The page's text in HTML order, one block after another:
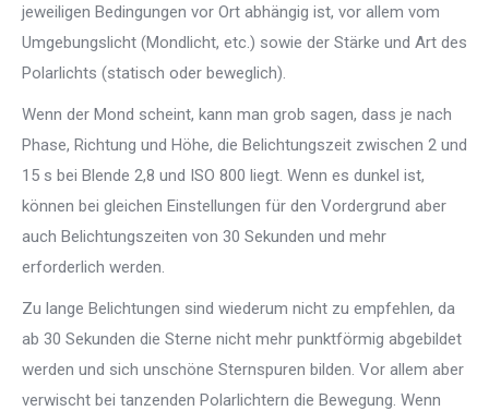
jeweiligen Bedingungen vor Ort abhängig ist, vor allem vom
Umgebungslicht (Mondlicht, etc.) sowie der Stärke und Art des
Polarlichts (statisch oder beweglich).
Wenn der Mond scheint, kann man grob sagen, dass je nach
Phase, Richtung und Höhe, die Belichtungszeit zwischen 2 und
15 s bei Blende 2,8 und ISO 800 liegt. Wenn es dunkel ist,
können bei gleichen Einstellungen für den Vordergrund aber
auch Belichtungszeiten von 30 Sekunden und mehr
erforderlich werden.
Zu lange Belichtungen sind wiederum nicht zu empfehlen, da
ab 30 Sekunden die Sterne nicht mehr punktförmig abgebildet
werden und sich unschöne Sternspuren bilden. Vor allem aber
verwischt bei tanzenden Polarlichtern die Bewegung. Wenn